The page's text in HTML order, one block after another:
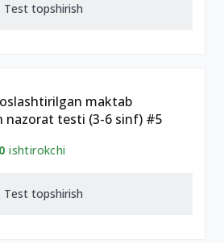
Test topshirish
maktab
nazorat testi (3-6 sinf) #5
ishtirokchi
Test topshirish